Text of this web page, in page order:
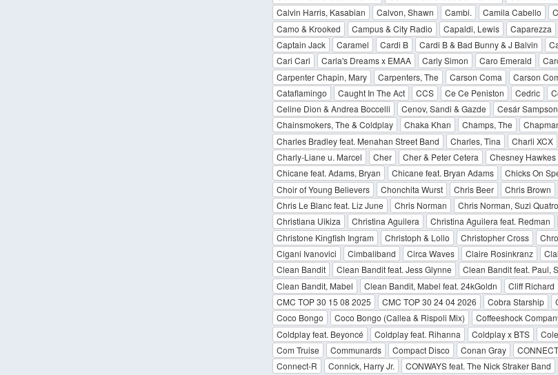
Calvin Harris, Kasabian
Calvon, Shawn Cambi. Camila Cabello
Camo & Krooked
Campus & City Radio Capaldi, Lewis Caparezza
Captain Jack
Caramel Cardi B Cardi B & Bad Bunny & J Balvin
Cari Cari
Carla's Dreams x EMAA Carly Simon Caro Emerald
Carpenter Chapin, Mary
Carpenters, The Carson Coma Carson
Cataflamingo
Caught In The Act CCS Ce Ce Peniston Cedric
Celine Dion & Andrea Boccelli
Cenov, Sandi & Gazde Cesár Sampson
Chainsmokers, The & Coldplay
Chaka Khan Champs, The
Charles Bradley feat. Menahan Street Band
Charles, Tina Charli XCX
Charly-Liane u. Marcel
Cher Cher & Peter Cetera Chesney Hawkes
Chicane feat. Adams, Bryan
Chicane feat. Bryan Adams Chicks On
Choir of Young Believers
Chonchita Wurst Chris Beer Chris Brown
Chris Le Blanc feat. Liz June
Chris Norman Chris Norman, Suzi Quatro
Christiana Uikiza
Christina Aguilera Christina Aguilera feat. Redman
Christone Kingfish Ingram
Christoph & Lollo Christopher Cross
Cigani Ivanovici
Cimbaliband Circa Waves Claire Rosinkranz
Clean Bandit
Clean Bandit feat. Jess Glynne Clean Bandit feat. Paul,
Clean Bandit, Mabel
Clean Bandit, Mabel feat. 24kGoldn Cliff Richard
CMC TOP 30 15 08 2025
CMC TOP 30 24 04 2026 Cobra Starship
Coco Bongo
Coco Bongo (Callea & Rispoli Mix) Coffeeshock
Coldplay feat. Beyoncé
Coldplay feat. Rihanna Coldplay x BTS
Com Truise
Communards Compact Disco Conan Gray CONNECT
Connect-R
Connick, Harry Jr. CONWAYS feat. The Nick Straker Band